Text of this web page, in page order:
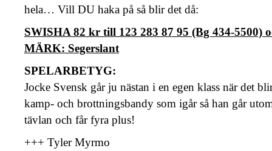
hela… Vill DU haka på så blir det då:
SWISHA 82 kr till 123 283 87 95 (Bg 434-5500)
MÄRK: Segerslant
SPELARBETYG:
Jocke Svensk går ju nästan i en egen klass när det
kamp- och brottningsbandy som igår så han går
tävlan och får fyra plus!
+++ Tyler Myrmo